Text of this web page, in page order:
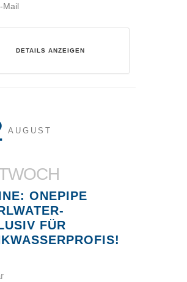
Mail
DETAILS ANZEIGEN
AUGUST
ONEPIPE
FÜR